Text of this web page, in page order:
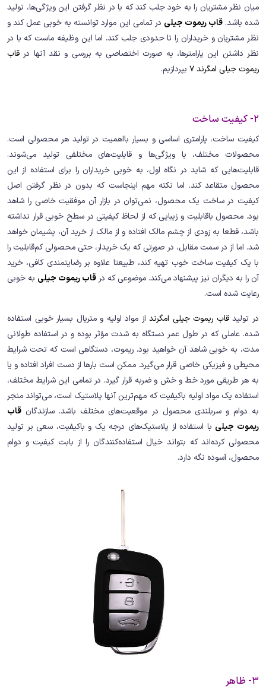
میان نظر مشتریان را به خود جلب کند که با در نظر گرفتن این ویژگی‌ها، تولید
شده باشد.قاب ریموت جیلی در تمامی این موارد توانسته به خوبی عمل کند و
نظر مشتریان و خریداران را تا حدودی جلب کند. اما این وظیفه ماست که با در
نظر داشتن این پارامترها، به صورت اختصاصی به بررسی و نقد آنها در قاب
ریموت جیلی امگرند 7
بپردازیم.
2- کیفیت ساخت
کیفیت ساخت، پارامتری اساسی و بسیار بااهمیت در تولید هر محصولی است.
محصولات مختلف، با ویژگی‌ها و قابلیت‌های مختلفی تولید می‌شوند.
قابلیت‌هایی که شاید در نگاه اول، به خوبی خریداران را برای استفاده از این
محصول متقاعد کند. اما نکته مهم اینجاست که بدون در نظر گرفتن اصل
کیفیت در ساخت یک محصول، نمی‌توان در بازار آن موفقیت خاصی را شاهد
بود. محصول باقابلیت و زیبایی که از لحاظ کیفیتی در سطح خوبی قرار نداشته
باشد، قطعا به زودی از چشم مالک افتاده و از مالک از خرید آن، پشیمان خواهد
شد. اما از در سمت مقابل، در صورتی که یک خریدار، حتی محصولی کم‌قابلیت را
با یک کیفیت ساخت خوب تهیه کند، طبیعتا علاوه بر رضایتمندی کافی، خرید
آن را به دیگران نیز پیشنهاد می‌کند. موضوعی که در قاب ریموت جیلی به خوبی
رعایت شده است.
در تولیدقاب ریموت جیلی امگرنداز مواد اولیه و متریال بسیار خوبی استفاده
شده. عاملی که در طول عمر دستگاه به شدت مؤثر بوده و در استفاده طولانی
مدت، به خوبی شاهد آن خواهید بود. ریموت، دستگاهی است که تحت شرایط
محیطی و فیزیکی خاصی قرار می‌گیرد. ممکن است بارها از دست افراد افتاده و یا
به هر طریقی مورد خط و خش و ضربه قرار گیرد. در تمامی این شرایط مختلف،
استفاده یک مواد اولیه باکیفیت که مهم‌ترین آنها پلاستیک است، می‌تواند منجر
به دوام و سربلندی محصول در موقعیت‌های مختلف باشد. سازندگان قاب
ریموت جیلی با استفاده از پلاستیک‌های درجه یک و باکیفیت، سعی بر تولید
محصولی کرده‌اند که بتواند خیال استفاده‌کنندگان را از بابت کیفیت و دوام
محصول، آسوده نگه دارد.
3- ظاهر